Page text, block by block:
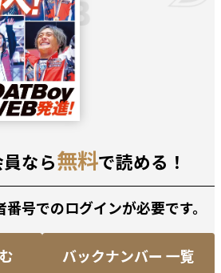
なら無料で読める！
号でのログインが必要です。
バックナンバー 一覧